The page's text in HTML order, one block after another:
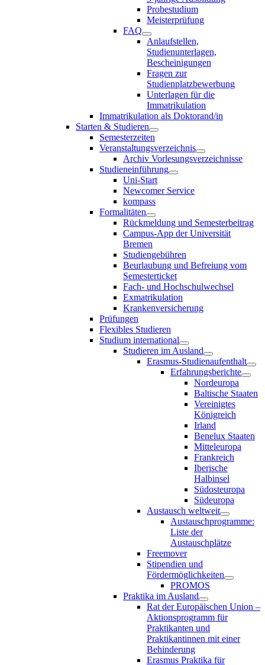
Probestudium
Meisterprüfung
FAQ
Anlaufstellen,
Studienunterlagen,
Bescheinigungen
Fragen zur
Studienplatzbewerbung
Unterlagen für die
Immatrikulation
Immatrikulation als Doktorand/in
Starten & Studieren
Semesterzeiten
Veranstaltungsverzeichnis
Archiv Vorlesungsverzeichnisse
Studieneinführung
Uni-Start
Newcomer Service
kompass
Formalitäten
Rückmeldung und Semesterbeitrag
Campus-App der Universität
Bremen
Studiengebühren
Beurlaubung und Befreiung vom
Semesterticket
Fach- und Hochschulwechsel
Exmatrikulation
Krankenversicherung
Prüfungen
Flexibles Studieren
Studium international
Studieren im Ausland
Erasmus-Studienaufenthalt
Erfahrungsberichte
Nordeuropa
Baltische Staaten
Vereinigtes
Königreich
Irland
Benelux Staaten
Mitteleuropa
Frankreich
Iberische
Halbinsel
Südosteuropa
Südeuropa
Austausch weltweit
Austauschprogramme:
Liste der
Austauschplätze
Freemover
Stipendien und
Fördermöglichkeiten
PROMOS
Praktika im Ausland
Rat der Europäischen Union –
Aktionsprogramm für
Praktikanten und
Praktikantinnen mit einer
Behinderung
Erasmus Praktika für